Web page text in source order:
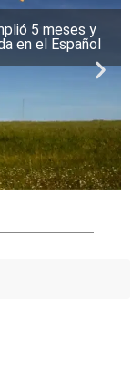
5 meses y
en el Español